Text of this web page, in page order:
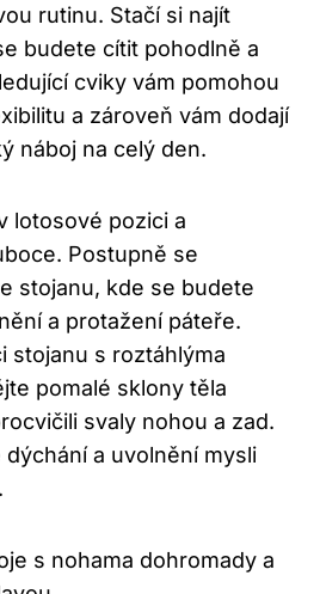
rutinu. Stačí si najít
budete cítit pohodlně a
cviky vám pomohou
a zároveň vám dodají
náboj na celý den.
lotosové pozici a
Postupně se
stojanu, kde se budete
a protažení páteře.
stojanu s roztáhlýma
pomalé sklony těla
svaly nohou a zad.
a uvolnění mysli
s nohama dohromady a